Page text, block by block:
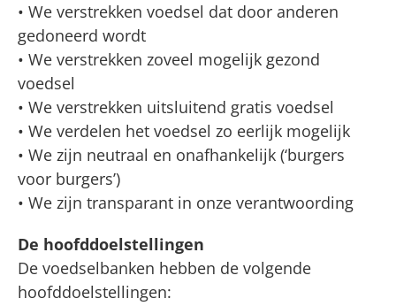
• We verstrekken voedsel dat door anderen
gedoneerd wordt
• We verstrekken zoveel mogelijk gezond
voedsel
• We verstrekken uitsluitend gratis voedsel
• We verdelen het voedsel zo eerlijk mogelijk
• We zijn neutraal en onafhankelijk (‘burgers
voor burgers’)
• We zijn transparant in onze verantwoording
De hoofddoelstellingen
De voedselbanken hebben de volgende
hoofddoelstellingen: